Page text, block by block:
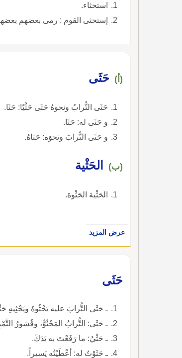
استحثاء.
إستحثى القوم : رمى بعضهم
(أ) حَثَى
حَثَى التُّرابُ ونحوهُ حَثَى حَثْيًا: حَثَا.
و حَثَى له: حَثَا.
و حَثَى التُّرابَ ونحوَه: حَثاهُ.
(ب) الحَثْية
الحَثْية الحَثْوة.
عرض المزيد
حَثَى
ـ حَثَى التُّرابَ عليه يَحْثُوهُ ويَحْثِيهِ
ـ حَثَى: التُّرابُ المَحْثُوُّ، وقُشورُ
ـ حَثْيُ: ما رَفَعْتَ به يَدَكَ.
ـ حَثَوْتُ له: أعْطَيْتُه يَسيراً.